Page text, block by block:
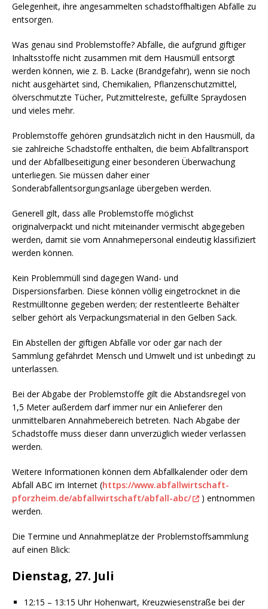
Gelegenheit, ihre angesammelten schadstoffhaltigen Abfälle zu
entsorgen.
Was genau sind Problemstoffe? Abfälle, die aufgrund giftiger
Inhaltsstoffe nicht zusammen mit dem Hausmüll entsorgt
werden können, wie z. B. Lacke (Brandgefahr), wenn sie noch
nicht ausgehärtet sind, Chemikalien, Pflanzenschutzmittel,
ölverschmutzte Tücher, Putzmittelreste, gefüllte Spraydosen
und vieles mehr.
Problemstoffe gehören grundsätzlich nicht in den Hausmüll, da
sie zahlreiche Schadstoffe enthalten, die beim Abfalltransport
und der Abfallbeseitigung einer besonderen Überwachung
unterliegen. Sie müssen daher einer
Sonderabfallentsorgungsanlage übergeben werden.
Generell gilt, dass alle Problemstoffe möglichst
originalverpackt und nicht miteinander vermischt abgegeben
werden, damit sie vom Annahmepersonal eindeutig klassifiziert
werden können.
Kein Problemmüll sind dagegen Wand- und
Dispersionsfarben. Diese können völlig eingetrocknet in die
Restmülltonne gegeben werden; der restentleerte Behälter
selber gehört als Verpackungsmaterial in den Gelben Sack.
Ein Abstellen der giftigen Abfälle vor oder gar nach der
Sammlung gefährdet Mensch und Umwelt und ist unbedingt zu
unterlassen.
Bei der Abgabe der Problemstoffe gilt die Abstandsregel von
1,5 Meter außerdem darf immer nur ein Anlieferer den
unmittelbaren Annahmebereich betreten. Nach Abgabe der
Schadstoffe muss dieser dann unverzüglich wieder verlassen
werden.
Weitere Informationen können dem Abfallkalender oder dem
Abfall ABC im Internet (https://www.abfallwirtschaft-
pforzheim.de/abfallwirtschaft/abfall-abc/
) entnommen
werden.
Die Termine und Annahmeplätze der Problemstoffsammlung
auf einen Blick:
Dienstag, 27. Juli
12:15 – 13:15 Uhr Hohenwart, Kreuzwiesenstraße bei der